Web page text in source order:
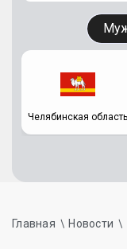
Челябинская область
Главная Новости